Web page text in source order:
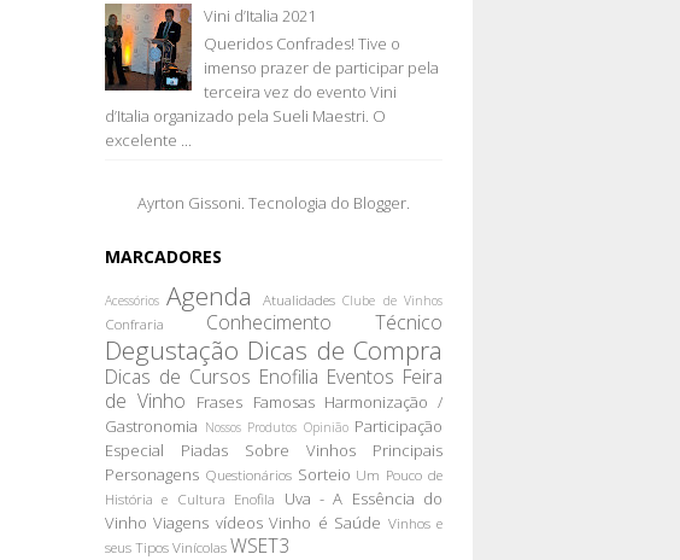
Vini d’Italia 2021
Queridos Confrades! Tive o
imenso prazer de participar pela
terceira vez do evento Vini
d’Italia organizado pela Sueli Maestri. O
excelente ...
Ayrton Gissoni. Tecnologia do Blogger.
MARCADORES
Acessórios Agenda Atualidades Clube de Vinhos
Confraria Conhecimento Técnico
Degustação Dicas de Compra
Dicas de Cursos Enofilia Eventos Feira
de Vinho
Frases Famosas Harmonização /
Gastronomia Nossos Produtos Opinião Participação
Especial
Piadas Sobre Vinhos
Principais
Personagens Questionários Sorteio Um Pouco de
História e Cultura Enofila
Uva - A Essência do
Vinho Viagens vídeos Vinho é Saúde Vinhos e
seus TiposVinícolasWSET3